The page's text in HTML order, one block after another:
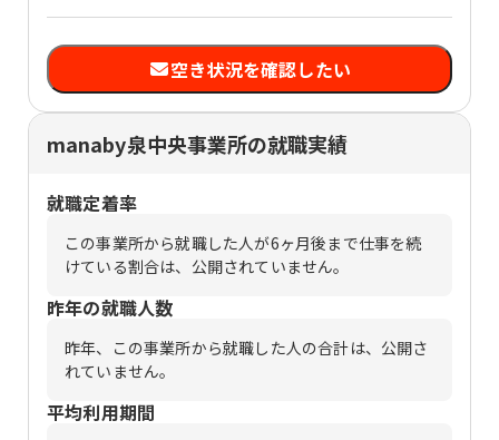
空き状況を確認したい
manaby泉中央事業所の就職実績
就職定着率
この事業所から就職した人が6ヶ月後まで仕事を続
けている割合は、公開されていません。
昨年の就職人数
昨年、この事業所から就職した人の合計は、公開さ
れていません。
平均利用期間